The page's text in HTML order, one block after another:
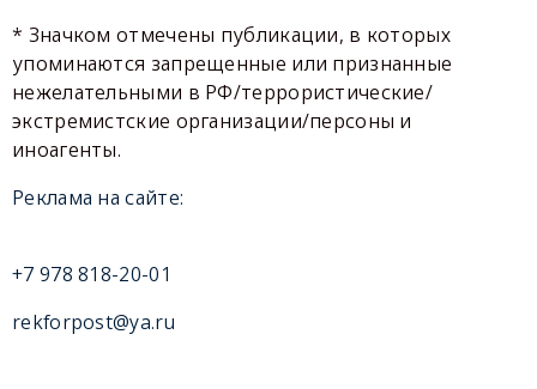
* Значком отмечены публикации, в которых
упоминаются запрещенные или признанные
нежелательными в РФ/террористические/
экстремистские организации/персоны и
иноагенты.
Реклама на сайте:
+7 978 818-20-01
rekforpost@ya.ru